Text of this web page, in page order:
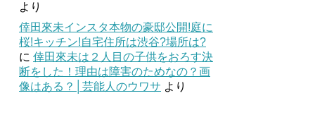
より
倖田來未インスタ本物の豪邸公開!庭に
桜!キッチン!自宅住所は渋谷?場所は?
に 倖田來未は２人目の子供をおろす決
断をした！理由は障害のためなの？画
像はある？│芸能人のウワサ より